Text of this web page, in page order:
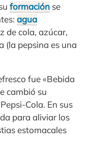
formación se
agua
de cola, azúcar,
(la pepsina es una
fue «Bebida
cambió su
Cola. En sus
para aliviar los
estomacales